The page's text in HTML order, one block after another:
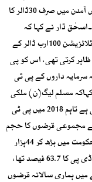
اقدامات کی وجہ سے چار سال کے عرصے میں فی کس آمدن میں صرف 30ڈالر کا
تک لے جا سکی۔اسحٰق ڈار نے کہا کہ
پاکستان اسٹاک ایکسچینج کی 2018 میں مارکیٹ کیپیٹلائزیشن 100ارب ڈالر کے
کرتی تھی، اس کو پی
کیا، یہ سرمایہ داروں کے پی ٹی
مسلم لیگ(ن) ملکی
قرضوں میں ہمیشہ کم سے کم اضافے کی کوشش کرتی ہے تاہم 2018 میں پی ٹی
کے مجموعی قرضوں کا حجم
24ہزار 953 ارب تھا جو پی ٹی آئی کے چار سالہ دور حکومت میں بڑھ کر 44ہزار
383ارب ہو گیا، یہ قرضوں کا حجم جو 2018 میں جی ڈی پی کا 63.7 فیصد تھا،
کے نتیجے میں ہماری سالانہ قرضوں